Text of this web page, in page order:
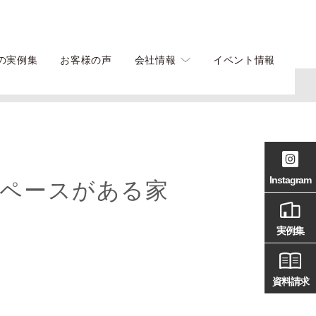
実例集 お客様の声 会社情報 イベント情報
ースがある家 Instagram
実例集
資料請求